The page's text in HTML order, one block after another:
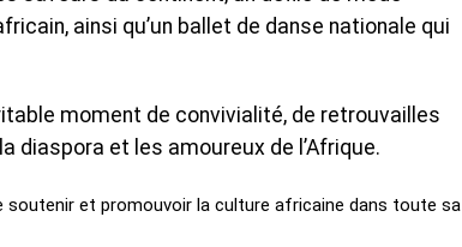
ainsi qu’un ballet de danse nationale qui
moment de convivialité, de retrouvailles
diaspora et les amoureux de l’Afrique.
soutenir et promouvoir la culture africaine dans toute sa